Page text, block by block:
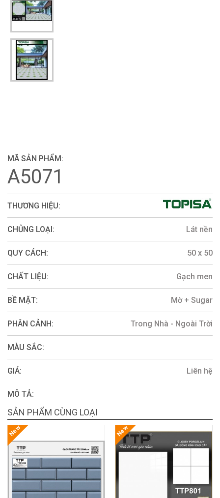
MÃ SẢN PHẨM:
A5071
THƯƠNG HIỆU:
CHỦNG LOẠI: Lát nền
QUY CÁCH: 50 x 50
CHẤT LIỆU: Gạch men
BỀ MẶT: Mờ + Sugar
PHÂN CẢNH: Trong Nhà - Ngoài Trời
MÀU SẮC:
GIÁ: Liên hệ
MÔ TẢ:
SẢN PHẨM CÙNG LOẠI
New New